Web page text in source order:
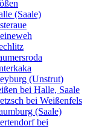
(Saale)
(Unstrut)
bei Halle, Saale
bei Weißenfels
(Saale)
bei